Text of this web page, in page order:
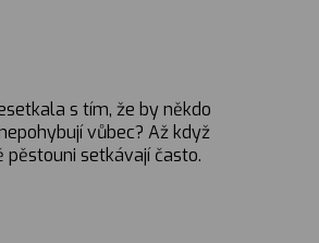
s tím, že by někdo
vůbec? Až když
setkávají často.